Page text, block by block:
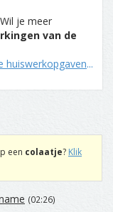
je meer
van de
huiswerkopgaven...
een colaatje? Klik
(02:26)